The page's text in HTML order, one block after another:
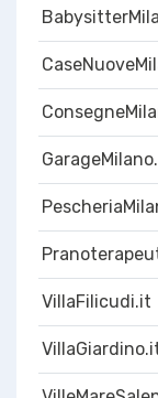
VillaFilicudi.it